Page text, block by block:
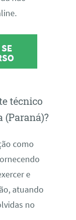
técnico
(Paraná)?
como
e
atuando
no